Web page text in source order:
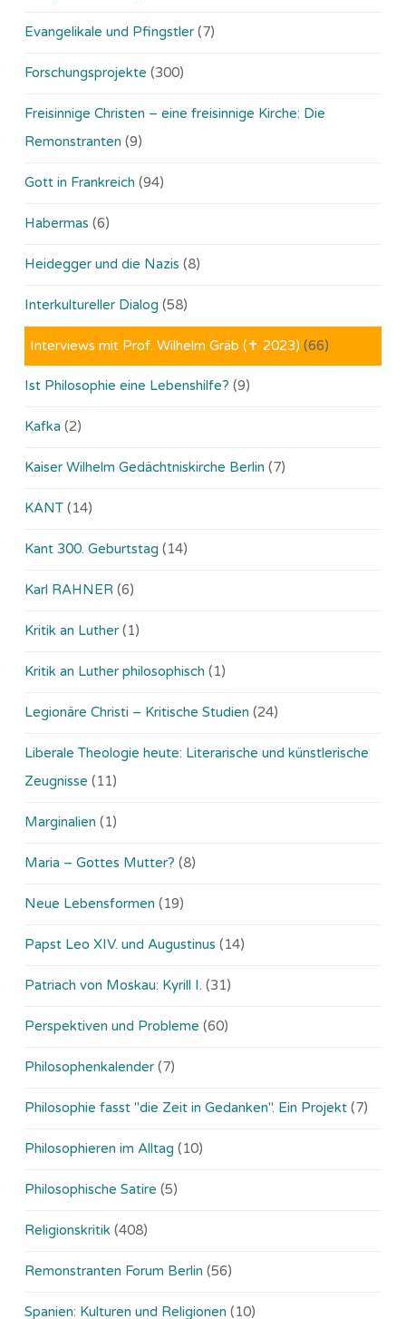
Evangelikale und Pfingstler (7)
Forschungsprojekte (300)
Freisinnige Christen – eine freisinnige Kirche: Die
Remonstranten (9)
Gott in Frankreich (94)
Habermas (6)
Heidegger und die Nazis (8)
Interkultureller Dialog (58)
Interviews mit Prof. Wilhelm Gräb (✝ 2023) (66)
Ist Philosophie eine Lebenshilfe? (9)
Kafka (2)
Kaiser Wilhelm Gedächtniskirche Berlin (7)
KANT (14)
Kant 300. Geburtstag (14)
Karl RAHNER (6)
Kritik an Luther (1)
Kritik an Luther philosophisch (1)
Legionäre Christi – Kritische Studien (24)
Liberale Theologie heute: Literarische und künstlerische
Zeugnisse (11)
Marginalien (1)
Maria – Gottes Mutter? (8)
Neue Lebensformen (19)
Papst Leo XIV. und Augustinus (14)
Patriach von Moskau: Kyrill I. (31)
Perspektiven und Probleme (60)
Philosophenkalender (7)
Philosophie fasst "die Zeit in Gedanken". Ein Projekt (7)
Philosophieren im Alltag (10)
Philosophische Satire (5)
Religionskritik (408)
Remonstranten Forum Berlin (56)
Spanien: Kulturen und Religionen (10)